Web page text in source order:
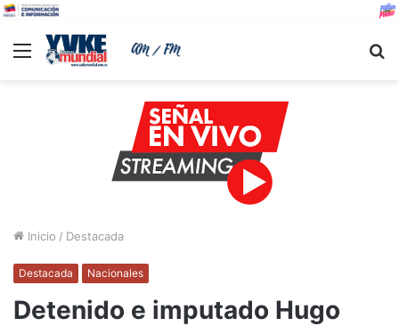
Menu
Inicio / Destacada
Destacada Nacionales
Detenido e imputado Hugo